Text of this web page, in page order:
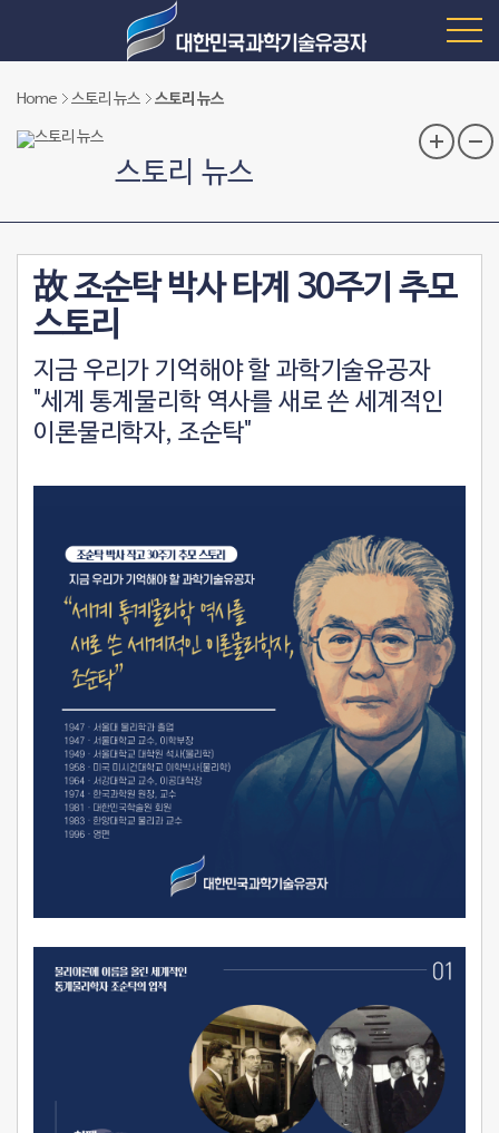
Home 스토리 뉴스 스토리 뉴스
스토리 뉴스
故 조순탁 박사 타계 30주기 추모
스토리
지금 우리가 기억해야 할 과학기술유공자
"세계 통계물리학 역사를 새로 쓴 세계적인
이론물리학자, 조순탁"